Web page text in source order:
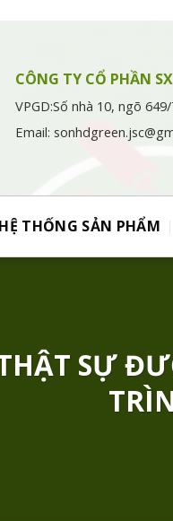
CÔNG TY CỔ PHẦN
VPGD:Số nhà 10, ngõ
Email:
HỆ THỐNG SẢN PHẨM
SỰ